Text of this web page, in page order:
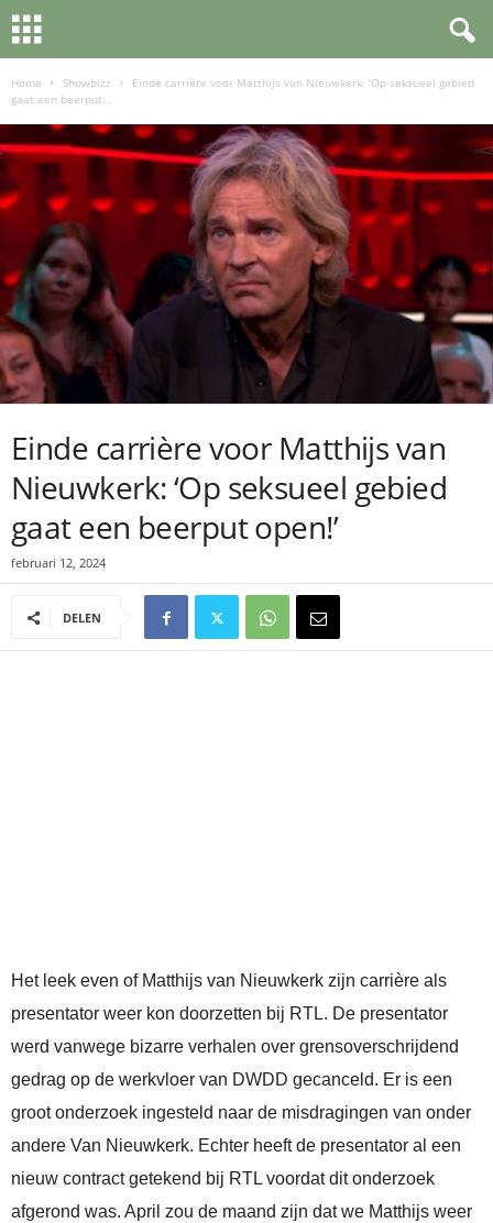
Home Showbizz
Einde carrière voor Matthijs van Nieuwkerk: ‘Op seksueel gebied
gaat een beerput...
Einde carrière voor Matthijs van
Nieuwkerk: ‘Op seksueel gebied
gaat een beerput open!’
februari 12, 2024
DELEN
Het leek even of Matthijs van Nieuwkerk zijn carrière als
presentator weer kon doorzetten bij RTL. De presentator
werd vanwege bizarre verhalen over grensoverschrijdend
gedrag op de werkvloer van DWDD gecanceld. Er is een
groot onderzoek ingesteld naar de misdragingen van onder
andere Van Nieuwkerk. Echter heeft de presentator al een
nieuw contract getekend bij RTL voordat dit onderzoek
afgerond was. April zou de maand zijn dat we Matthijs weer